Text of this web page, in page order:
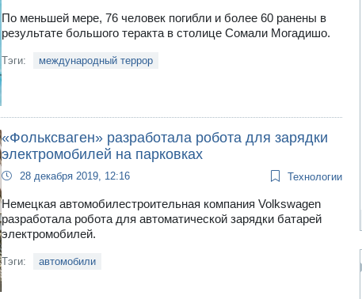
По меньшей мере, 76 человек погибли и более 60 ранены в
результате большого теракта в столице Сомали Могадишо.
Тэги: международный террор
«Фольксваген» разработала робота для зарядки
электромобилей на парковках
28 декабря 2019, 12:16 Технологии
Немецкая автомобилестроительная компания Volkswagen
разработала робота для автоматической зарядки батарей
электромобилей.
Тэги: автомобили